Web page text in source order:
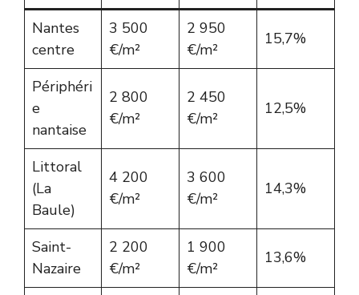
Nantes
centre
3 500
€/m²
2 950
€/m²
15,7%
Périphéri
e
nantaise
2 800
€/m²
2 450
€/m²
12,5%
Littoral
(La
Baule)
4 200
€/m²
3 600
€/m²
14,3%
Saint-
Nazaire
2 200
€/m²
1 900
€/m²
13,6%